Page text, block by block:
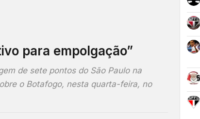
para empolgação”
de sete pontos do São Paulo na
o Botafogo, nesta quarta-feira, no